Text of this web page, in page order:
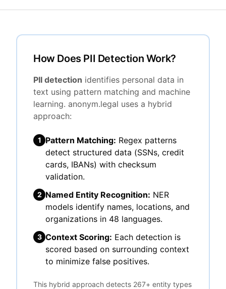
How Does PII Detection Work?
PII detection identifies personal data in
text using pattern matching and machine
learning. anonym.legal uses a hybrid
approach:
1 Pattern Matching: Regex patterns
detect structured data (SSNs, credit
cards, IBANs) with checksum
validation.
2 Named Entity Recognition: NER
models identify names, locations, and
organizations in 48 languages.
3 Context Scoring: Each detection is
scored based on surrounding context
to minimize false positives.
This hybrid approach detects 267+ entity types